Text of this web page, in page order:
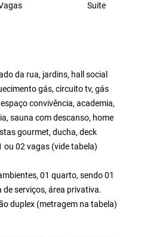
Suite
da rua, jardins, hall social
gás, circuito tv, gás
convivência, academia,
sauna com descanso, home
gourmet, ducha, deck
ou 02 vagas (vide tabela)
01 quarto, sendo 01
serviços, área privativa.
duplex (metragem na tabela)